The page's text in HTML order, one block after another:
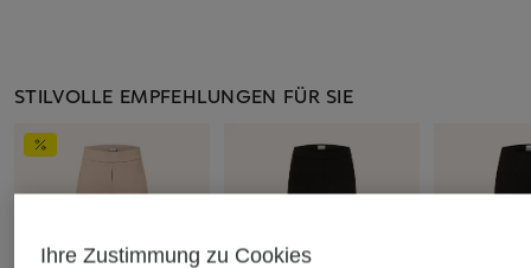
STILVOLLE EMPFEHLUNGEN FÜR SIE
Ihre Zustimmung zu Cookies